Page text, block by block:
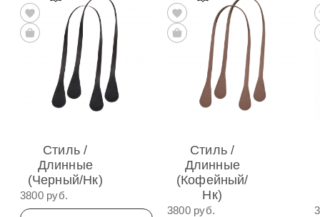
Стиль /
Длинные
(Черный/нк)
3800 руб.
Стиль /
Длинные
(Кофейный/
Нк)
3800 руб.